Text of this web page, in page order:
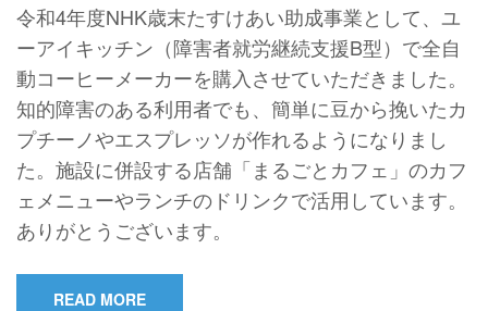
令和4年度NHK歳末たすけあい助成事業として、ユ
ーアイキッチン（障害者就労継続支援B型）で全自
動コーヒーメーカーを購入させていただきました。
知的障害のある利用者でも、簡単に豆から挽いたカ
プチーノやエスプレッソが作れるようになりまし
た。施設に併設する店舗「まるごとカフェ」のカフ
ェメニューやランチのドリンクで活用しています。
ありがとうございます。
READ MORE